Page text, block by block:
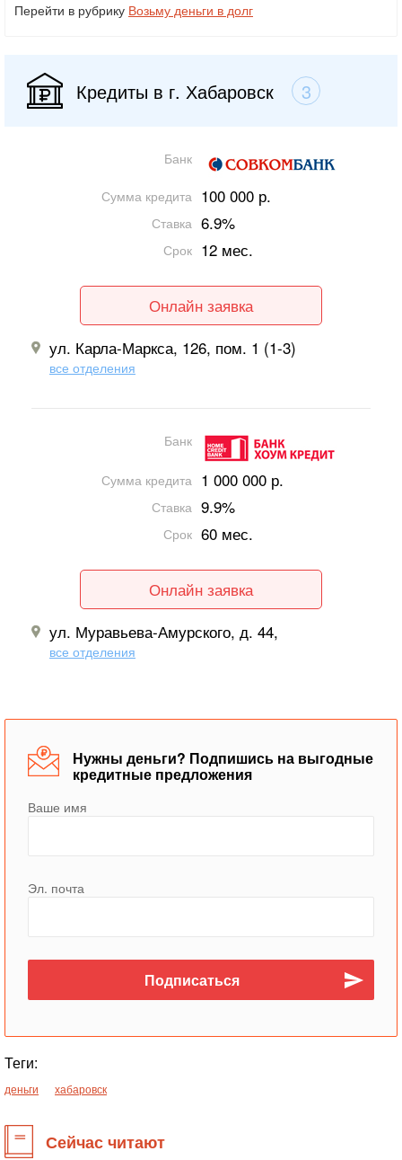
Перейти в рубрику Возьму деньги в долг
Кредиты в г. Хабаровск 3
Банк
Сумма кредита 100 000 р.
Ставка 6.9%
Срок 12 мес.
Онлайн заявка
ул. Карла-Маркса, 126, пом. 1 (1-3)
все отделения
Банк
Сумма кредита 1 000 000 р.
Ставка 9.9%
Срок 60 мес.
Онлайн заявка
ул. Муравьева-Амурского, д. 44,
все отделения
Нужны деньги? Подпишись на выгодные
кредитные предложения
Ваше имя
Эл. почта
Теги:
деньги хабаровск
Сейчас читают